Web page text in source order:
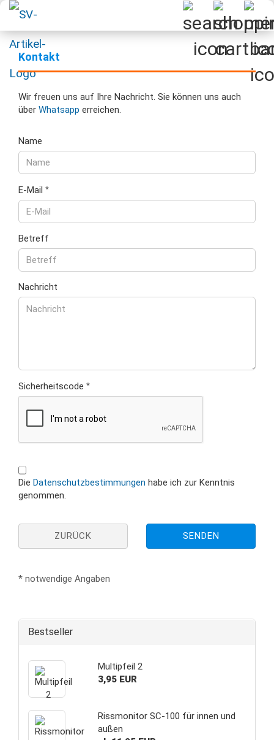
Kontakt
Wir freuen uns auf Ihre Nachricht. Sie können uns auch
über Whatsapp erreichen.
KONTAKT
Name
E-Mail
Betreff
Nachricht
Sicherheitscode
DATENSCHUTZBESTIMMUNGEN
Die Datenschutzbestimmungen habe ich zur Kenntnis
genommen.
ZURÜCK SENDEN
* notwendige Angaben
Bestseller
Multipfeil 2
3,95 EUR
Rissmonitor SC-100 für innen und
außen